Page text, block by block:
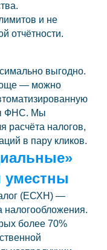
и не
отчётности.
выгодно.
— можно
ФНС. Мы
расчёта налогов,
в пару кликов.
(ЕСХН) —
налогообложения.
более 70%